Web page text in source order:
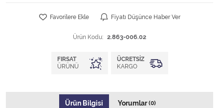
Favorilere Ekle Fiyatı Düşünce Haber Ver
Ürün Kodu: 2.863-006.02
FIRSAT
ÜRÜNÜ
ÜCRETSIZ
KARGO
Ürün Bilgisi Yorumlar(0)